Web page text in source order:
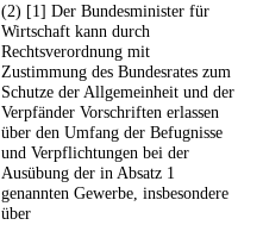
(2) [1] Der Bundesminister für
Wirtschaft kann durch
Rechtsverordnung mit
Zustimmung des Bundesrates zum
Schutze der Allgemeinheit und der
Verpfänder Vorschriften erlassen
über den Umfang der Befugnisse
und Verpflichtungen bei der
Ausübung der in Absatz 1
genannten Gewerbe, insbesondere
über